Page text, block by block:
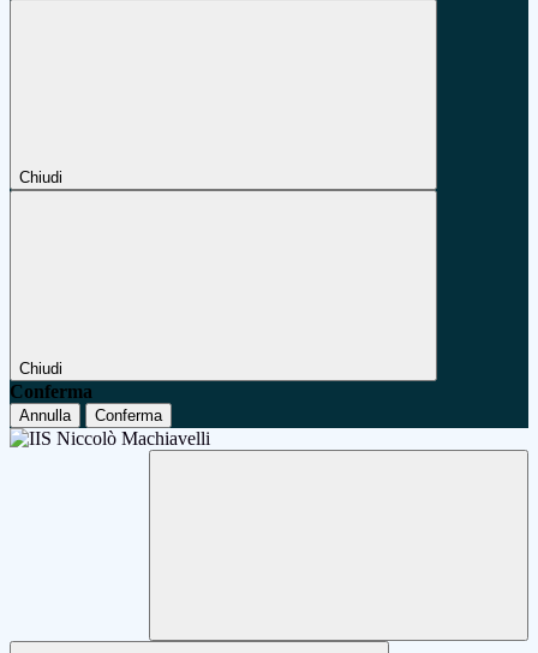
Chiudi
Chiudi
Conferma
Annulla Conferma